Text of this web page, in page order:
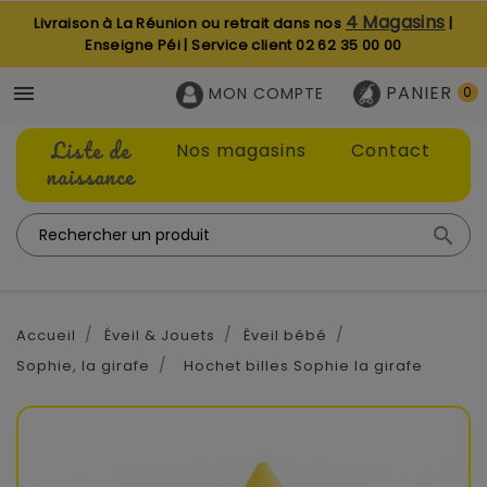
Livraison à La Réunion ou retrait dans nos 4 Magasins |
Enseigne Péi | Service client02 62 35 00 00
 PANIER 0
MON COMPTE
Liste de
naissance
Nos magasins Contact

Accueil Éveil & Jouets
Éveil bébé
Sophie, la girafe
Hochet billes Sophie la girafe